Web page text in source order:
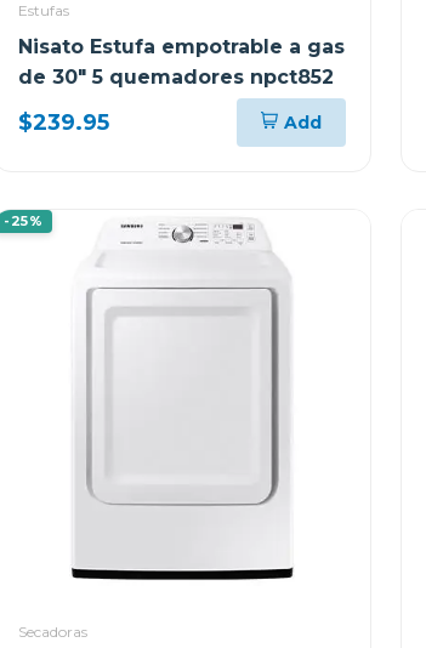
Estufas
Nisato Estufa empotrable a gas
de 30" 5 quemadores npct852
$239.95 Add
-25%
Secadoras